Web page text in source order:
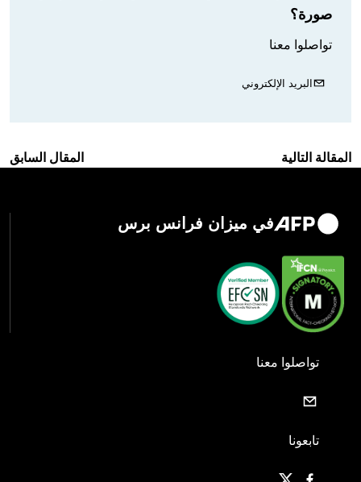
صورة؟
تواصلوا معنا
البريد الإلكتروني
المقالة التالية المقال السابق
في ميزان فرانس برس
تواصلوا معنا
تابعونا